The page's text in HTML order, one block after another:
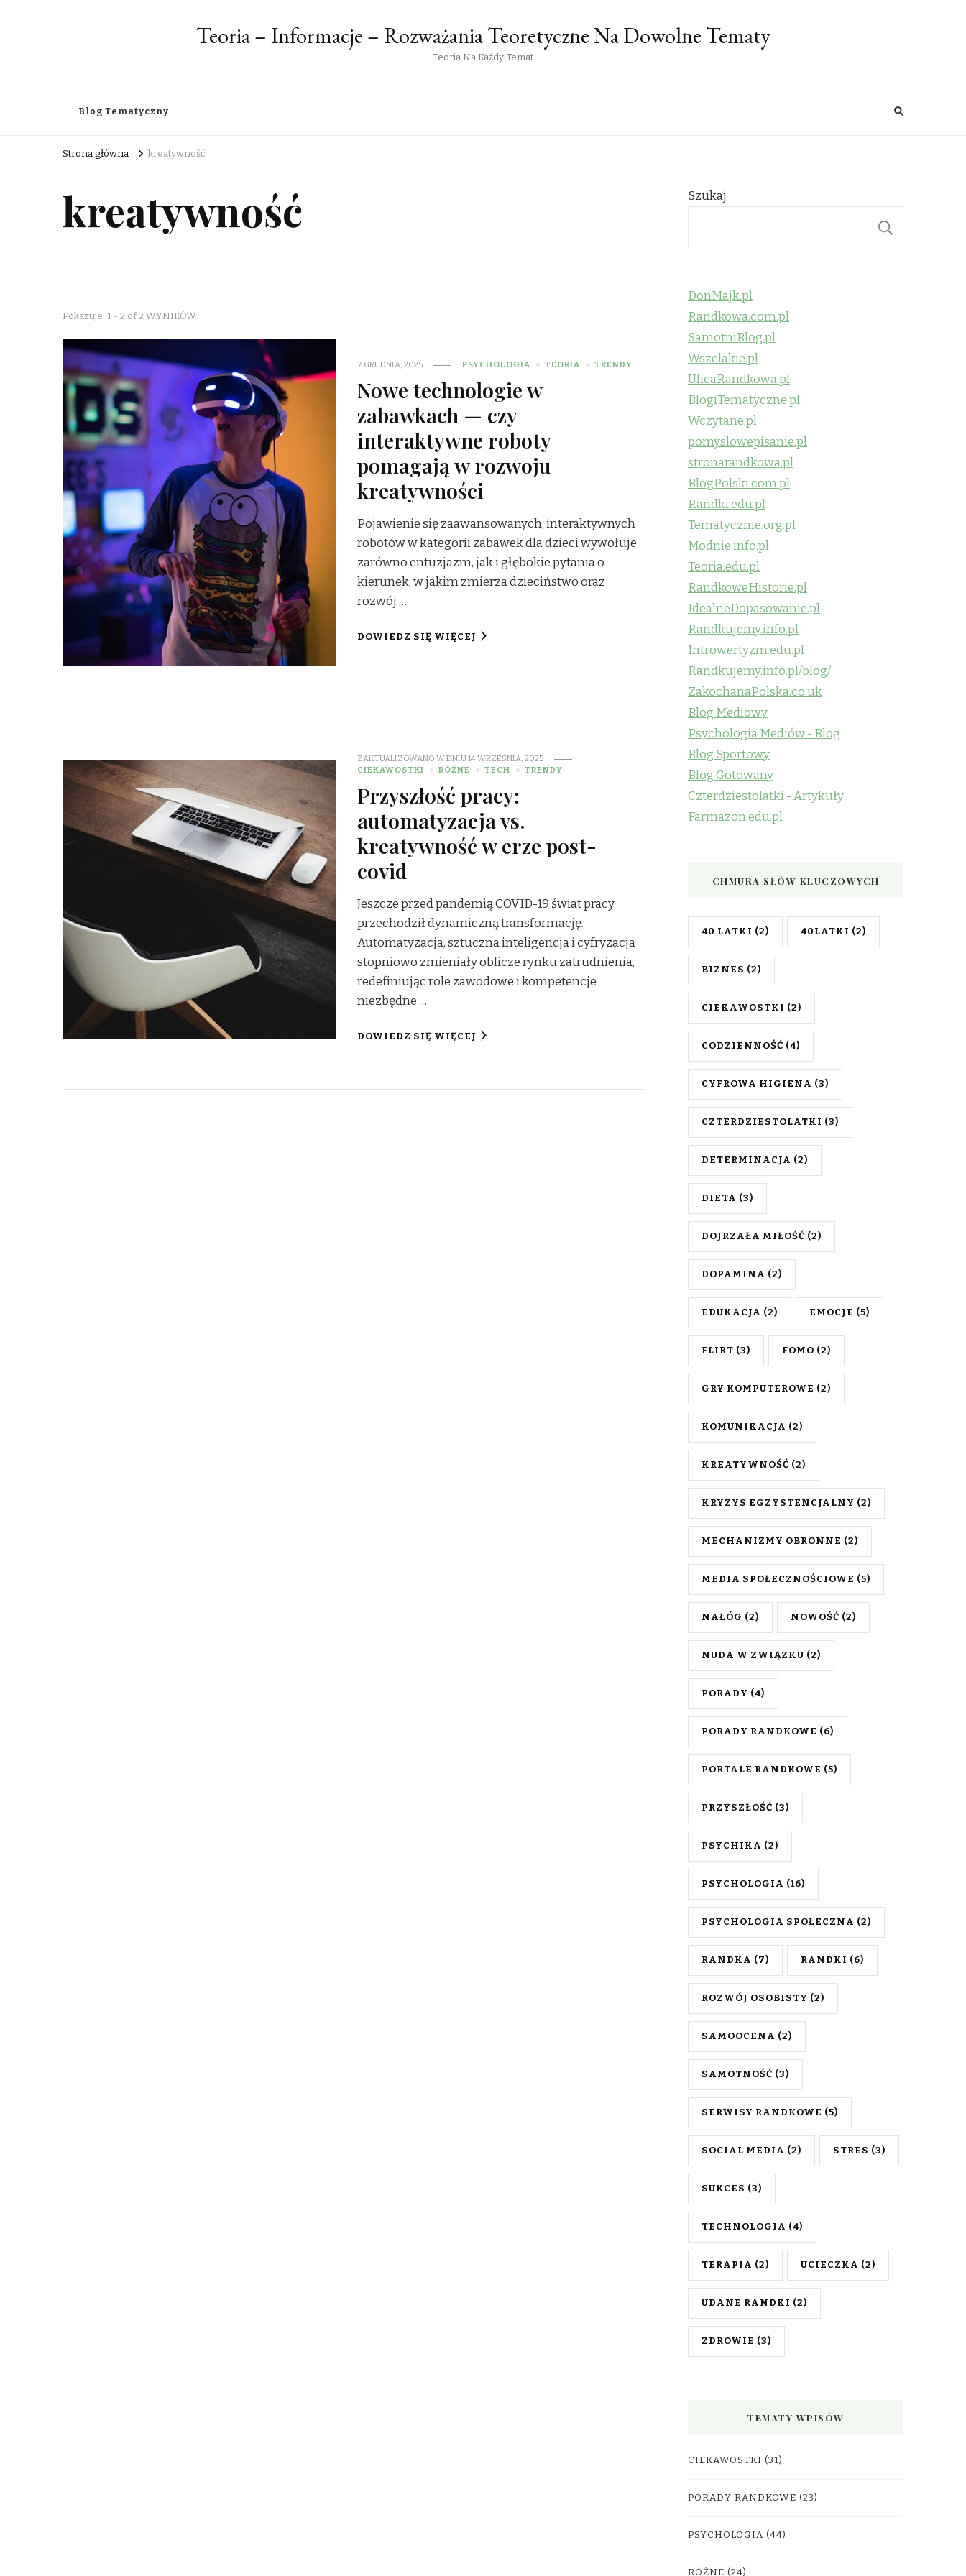
Teoria – Informacje – Rozważania Teoretyczne Na Dowolne Tematy
Teoria Na Każdy Temat
Blog Tematyczny
Strona główna kreatywność
kreatywność
Pokazuje: 1 - 2 of 2 WYNIKÓW
7 GRUDNIA, 2025 PSYCHOLOGIA TEORIA TRENDY
Nowe technologie w
zabawkach — czy
interaktywne roboty
pomagają w rozwoju
kreatywności
Pojawienie się zaawansowanych, interaktywnych
robotów w kategorii zabawek dla dzieci wywołuje
zarówno entuzjazm, jak i głębokie pytania o
kierunek, w jakim zmierza dzieciństwo oraz
rozwój …
DOWIEDZ SIĘ WIĘCEJ
ZAKTUALIZOWANO W DNIU14 WRZEŚNIA, 2025
CIEKAWOSTKI
RÓŻNE TECH TRENDY
Przyszłość pracy:
automatyzacja vs.
kreatywność w erze post-
covid
Jeszcze przed pandemią COVID-19 świat pracy
przechodził dynamiczną transformację.
Automatyzacja, sztuczna inteligencja i cyfryzacja
stopniowo zmieniały oblicze rynku zatrudnienia,
redefiniując role zawodowe i kompetencje
niezbędne …
DOWIEDZ SIĘ WIĘCEJ
Szukaj
DonMajk.pl
Randkowa.com.pl
SamotniBlog.pl
Wszelakie.pl
UlicaRandkowa.pl
BlogiTematyczne.pl
Wczytane.pl
pomyslowepisanie.pl
stronarandkowa.pl
BlogPolski.com.pl
Randki.edu.pl
Tematycznie.org.pl
Modnie.info.pl
Teoria.edu.pl
RandkoweHistorie.pl
IdealneDopasowanie.pl
Randkujemy.info.pl
Introwertyzm.edu.pl
Randkujemy.info.pl/blog/
ZakochanaPolska.co.uk
Blog Mediowy
Psychologia Mediów - Blog
Blog Sportowy
Blog Gotowany
Czterdziestolatki - Artykuły
Farmazon.edu.pl
CHMURA SŁÓW KLUCZOWYCH
40 LATKI (2) 40LATKI (2)
BIZNES (2)
CIEKAWOSTKI (2)
CODZIENNOŚĆ (4)
CYFROWA HIGIENA (3)
CZTERDZIESTOLATKI (3)
DETERMINACJA (2)
DIETA (3)
DOJRZAŁA MIŁOŚĆ (2)
DOPAMINA (2)
EDUKACJA (2) EMOCJE (5)
FLIRT (3) FOMO (2)
GRY KOMPUTEROWE (2)
KOMUNIKACJA (2)
KREATYWNOŚĆ (2)
KRYZYS EGZYSTENCJALNY (2)
MECHANIZMY OBRONNE (2)
MEDIA SPOŁECZNOŚCIOWE (5)
NAŁÓG (2) NOWOŚĆ (2)
NUDA W ZWIĄZKU (2)
PORADY (4)
PORADY RANDKOWE (6)
PORTALE RANDKOWE (5)
PRZYSZŁOŚĆ (3)
PSYCHIKA (2)
PSYCHOLOGIA (16)
PSYCHOLOGIA SPOŁECZNA (2)
RANDKA (7) RANDKI (6)
ROZWÓJ OSOBISTY (2)
SAMOOCENA (2)
SAMOTNOŚĆ (3)
SERWISY RANDKOWE (5)
SOCIAL MEDIA (2) STRES (3)
SUKCES (3)
TECHNOLOGIA (4)
TERAPIA (2) UCIECZKA (2)
UDANE RANDKI (2)
ZDROWIE (3)
TEMATY WPISÓW
CIEKAWOSTKI (31)
PORADY RANDKOWE (23)
PSYCHOLOGIA (44)
RÓŻNE (24)